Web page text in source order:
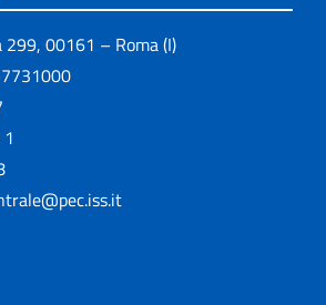
299, 00161 – Roma (I)